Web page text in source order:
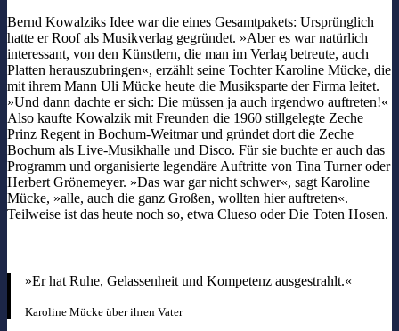
Bernd Kowalziks Idee war die eines Gesamtpakets: Ursprünglich
hatte er Roof als Musikverlag gegründet. »Aber es war natürlich
interessant, von den Künstlern, die man im Verlag betreute, auch
Platten herauszubringen«, erzählt seine Tochter Karoline Mücke, die
mit ihrem Mann Uli Mücke heute die Musiksparte der Firma leitet.
»Und dann dachte er sich: Die müssen ja auch irgendwo auftreten!«
Also kaufte Kowalzik mit Freunden die 1960 stillgelegte Zeche
Prinz Regent in Bochum-Weitmar und gründet dort die Zeche
Bochum als Live-Musikhalle und Disco. Für sie buchte er auch das
Programm und organisierte legendäre Auftritte von Tina Turner oder
Herbert Grönemeyer. »Das war gar nicht schwer«, sagt Karoline
Mücke, »alle, auch die ganz Großen, wollten hier auftreten«.
Teilweise ist das heute noch so, etwa Clueso oder Die Toten Hosen.
»Er hat Ruhe, Gelassenheit und Kompetenz ausgestrahlt.«
Karoline Mücke über ihren Vater